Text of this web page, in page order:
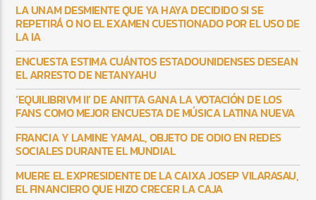
LA UNAM DESMIENTE QUE YA HAYA DECIDIDO SI SE
REPETIRÁ O NO EL EXAMEN CUESTIONADO POR EL USO DE
LA IA
ENCUESTA ESTIMA CUÁNTOS ESTADOUNIDENSES DESEAN
EL ARRESTO DE NETANYAHU
‘EQUILIBRIVM II’ DE ANITTA GANA LA VOTACIÓN DE LOS
FANS COMO MEJOR ENCUESTA DE MÚSICA LATINA NUEVA
FRANCIA Y LAMINE YAMAL, OBJETO DE ODIO EN REDES
SOCIALES DURANTE EL MUNDIAL
MUERE EL EXPRESIDENTE DE LA CAIXA JOSEP VILARASAU,
EL FINANCIERO QUE HIZO CRECER LA CAJA